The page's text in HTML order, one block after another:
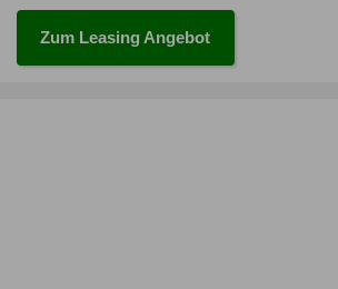
Zum Leasing Angebot